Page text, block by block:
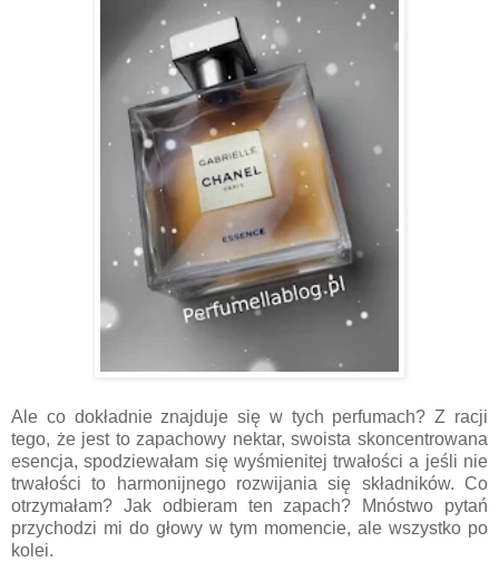
Ale co dokładnie znajduje się w tych perfumach? Z racji
tego, że jest to zapachowy nektar, swoista skoncentrowana
esencja, spodziewałam się wyśmienitej trwałości a jeśli nie
trwałości to harmonijnego rozwijania się składników. Co
otrzymałam? Jak odbieram ten zapach? Mnóstwo pytań
przychodzi mi do głowy w tym momencie, ale wszystko po
kolei.